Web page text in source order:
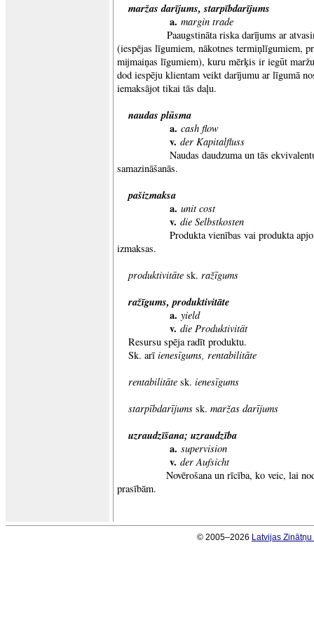
maržas darījums, starpībdarījums
a. margin trade
Paaugstināta riska darījums ar
(iespējas līgumiem, nākotnes termiņlīgumiem,
mijmaiņas līgumiem), kuru mērķis ir iegūt
dod iespēju klientam veikt darījumu ar līgumā
iemaksājot tikai tās daļu.
naudas plūsma
a. cash flow
v. der Kapitalfluss
Naudas daudzuma un tās ekvivalentu
samazināšanās.
pašizmaksa
a. unit cost
v. die Selbstkosten
Produkta vienības vai produkta apjoma
izmaksas.
produktivitāte sk. ražīgums
ražīgums, produktivitāte
a. yield
v. die Produktivität
Resursu spēja radīt produktu.
Sk. arīienesīgums, rentabilitāte
rentabilitāte sk. ienesīgums
starpībdarījums sk. maržas darījums
uzraudzīšana; uzraudzība
a. supervision
v. der Aufsicht
Novērošana un rīcība, ko veic, lai
prasībām.
© 2005–2026 Latvijas